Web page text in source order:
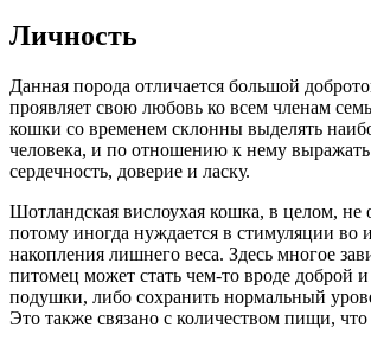
Личность
Данная порода отличается большой
проявляет свою любовь ко всем членам
кошки со временем склонны выделять
человека, и по отношению к нему
сердечность, доверие и ласку.
Шотландская вислоухая кошка, в целом, не
потому иногда нуждается в стимуляции во
накопления лишнего веса. Здесь многое
питомец может стать чем-то вроде доброй
подушки, либо сохранить нормальный
Это также связано с количеством пищи, что